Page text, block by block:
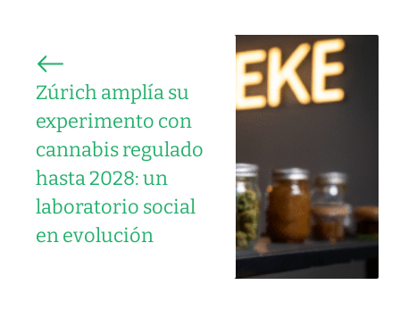
Zúrich amplía su
experimento con
cannabis regulado
hasta 2028: un
laboratorio social
en evolución